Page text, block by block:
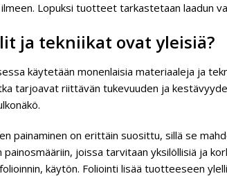
Lopuksi tuotteet tarkastetaan laadun
ja tekniikat ovat yleisiä?
käytetään monenlaisia materiaaleja ja
tarjoavat riittävän tukevuuden ja
painaminen on erittäin suosittu, sillä se
joissa tarvitaan yksilöllisiä ja
käytön. Foliointi lisää tuotteeseen